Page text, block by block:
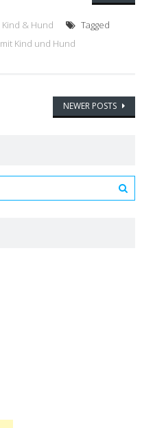
Kind & Hund
Tagged
mit Kind und Hund
NEWER POSTS